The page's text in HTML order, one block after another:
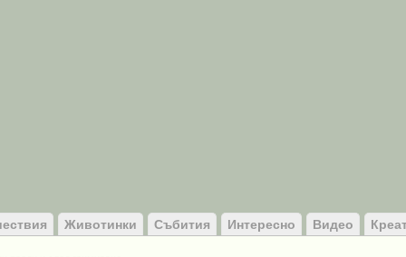
Животинки Събития Интересно Видео